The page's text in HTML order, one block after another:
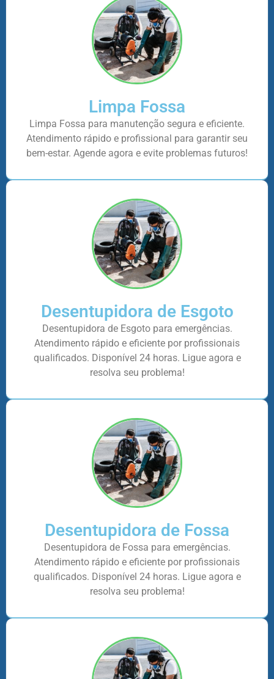
Limpa Fossa
Limpa Fossa para manutenção segura e eficiente.
Atendimento rápido e profissional para garantir seu
bem-estar. Agende agora e evite problemas futuros!
Desentupidora de Esgoto
Desentupidora de Esgoto para emergências.
Atendimento rápido e eficiente por profissionais
qualificados. Disponível 24 horas. Ligue agora e
resolva seu problema!
Desentupidora de Fossa
Desentupidora de Fossa para emergências.
Atendimento rápido e eficiente por profissionais
qualificados. Disponível 24 horas. Ligue agora e
resolva seu problema!